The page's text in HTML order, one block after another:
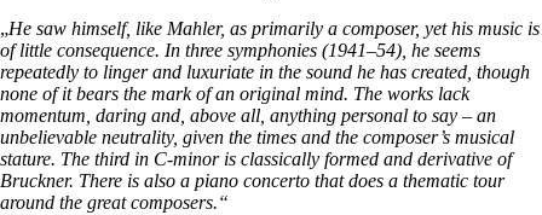
„He saw himself, like Mahler, as primarily a composer, yet his music is
of little consequence. In three symphonies (1941–54), he seems
repeatedly to linger and luxuriate in the sound he has created, though
none of it bears the mark of an original mind. The works lack
momentum, daring and, above all, anything personal to say – an
unbelievable neutrality, given the times and the composer’s musical
stature. The third in C-minor is classically formed and derivative of
Bruckner. There is also a piano concerto that does a thematic tour
around the great composers.“